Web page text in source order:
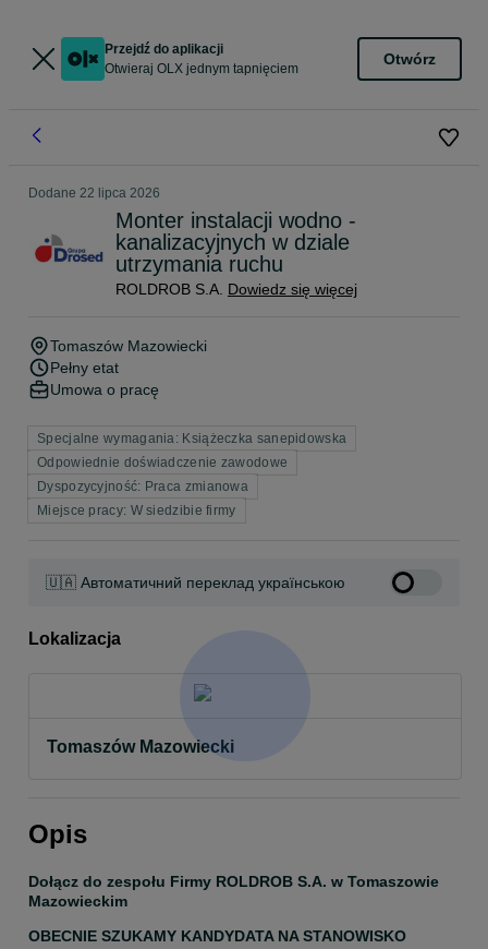
Przejdź do aplikacji
Otwieraj OLX jednym tapnięciem
Otwórz
Dodane 22 lipca 2026
Monter instalacji wodno -
kanalizacyjnych w dziale
utrzymania ruchu
ROLDROB S.A. Dowiedz się więcej
Tomaszów Mazowiecki
Pełny etat
Umowa o pracę
Specjalne wymagania: Książeczka sanepidowska
Odpowiednie doświadczenie zawodowe
Dyspozycyjność: Praca zmianowa
Miejsce pracy: W siedzibie firmy
🇺🇦 Автоматичний переклад українською
Lokalizacja
Tomaszów Mazowiecki
Opis
Dołącz do zespołu Firmy ROLDROB S.A. w Tomaszowie
Mazowieckim
OBECNIE SZUKAMY KANDYDATA NA STANOWISKO